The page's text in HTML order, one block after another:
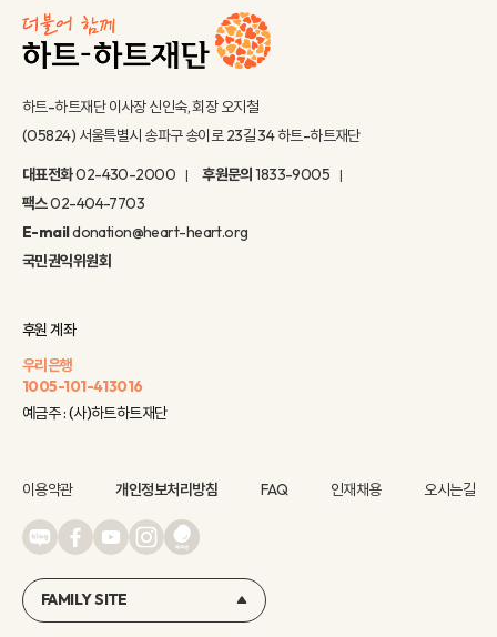
하트-하트재단 이사장 신인숙, 회장 오지철
(05824) 서울특별시 송파구 송이로 23길 34 하트-하트재단
대표전화02-430-2000 후원문의1833-9005
팩스02-404-7703
E-maildonation@heart-heart.org
국민권익위원회
후원 계좌
우리은행
1005-101-413016
예금주 : (사)하트하트재단
이용약관 개인정보처리방침 FAQ 인재채용 오시는길
FAMILY SITE